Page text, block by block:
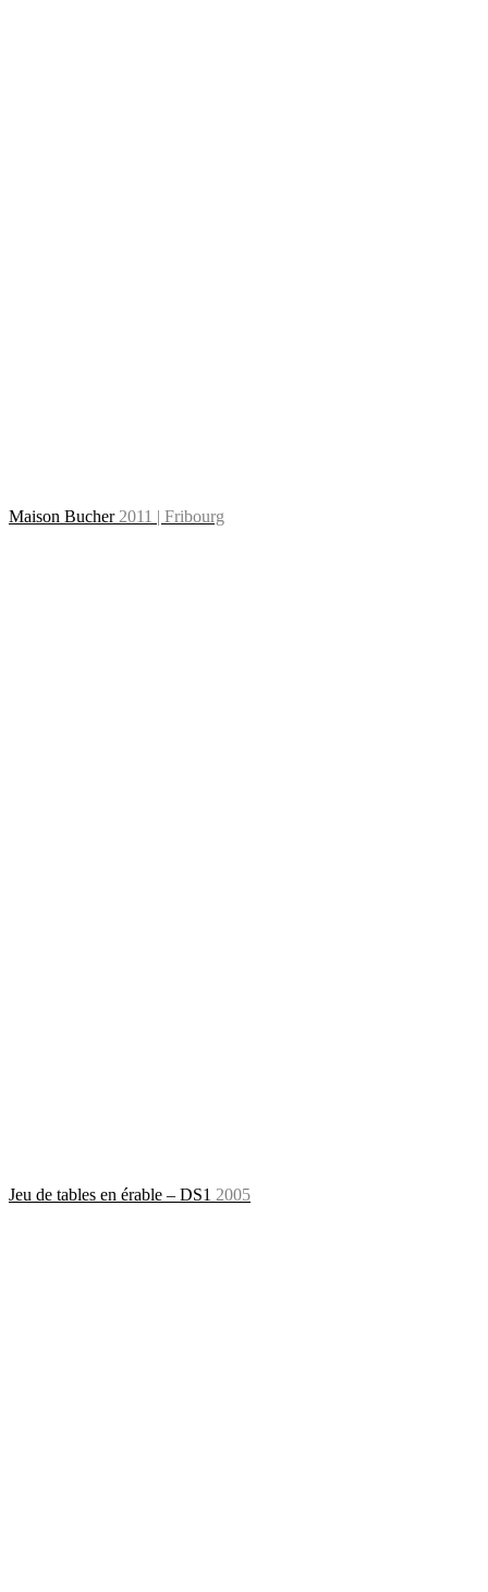
Maison Bucher 2011 | Fribourg
Jeu de tables en érable – DS1 2005